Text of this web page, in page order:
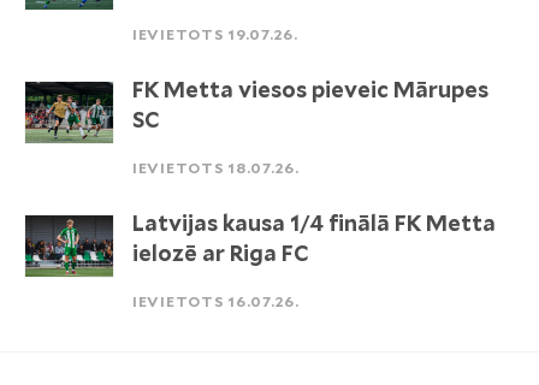
IEVIETOTS 19.07.26.
FK Metta viesos pieveic Mārupes
SC
IEVIETOTS 18.07.26.
Latvijas kausa 1/4 finālā FK Metta
ielozē ar Riga FC
IEVIETOTS 16.07.26.